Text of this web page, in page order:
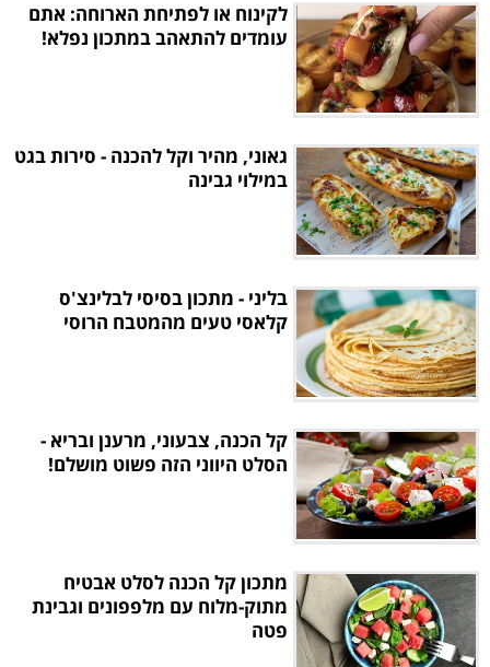
לקינוח או לפתיחת הארוחה: אתם
עומדים להתאהב במתכון נפלא!
גאוני, מהיר וקל להכנה - סירות בגט
במילוי גבינה
בליני - מתכון בסיסי לבלינצ'ס
קלאסי טעים מהמטבח הרוסי
קל הכנה, צבעוני, מרענן ובריא -
הסלט היווני הזה פשוט מושלם!
מתכון קל הכנה לסלט אבטיח
מתוק-מלוח עם מלפפונים וגבינת
פטה